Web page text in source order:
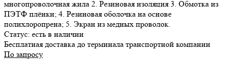
многопроволочная жила 2. Резиновая изоляция 3. Обмотка из
ПЭТФ плёнки; 4. Резиновая оболочка на основе
полихлоропрена; 5. Экран из медных проволок.
Статус: есть в наличии
Бесплатная доставка до терминала транспортной компании
По запросу